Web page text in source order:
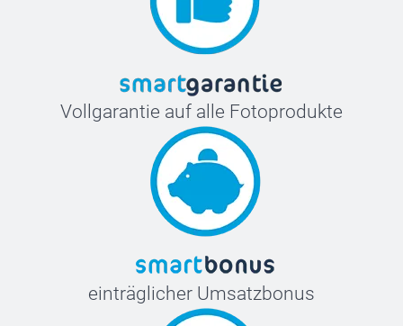
Vollgarantie auf alle Fotoprodukte
einträglicher Umsatzbonus